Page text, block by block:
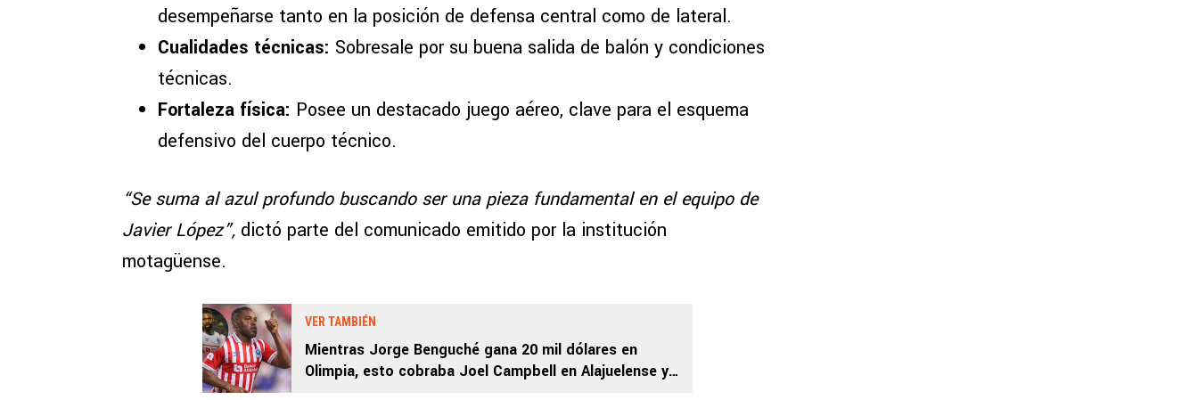
desempeñarse tanto en la posición de defensa central como de lateral.
Cualidades técnicas: Sobresale por su buena salida de balón y condiciones
técnicas.
Fortaleza física: Posee un destacado juego aéreo, clave para el esquema
defensivo del cuerpo técnico.
“Se suma al azul profundo buscando ser una pieza fundamental en el equipo de
Javier López”, dictó parte del comunicado emitido por la institución
motagüense.
VER TAMBIÉN
Mientras Jorge Benguché gana 20 mil dólares en
Olimpia, esto cobraba Joel Campbell en Alajuelense y